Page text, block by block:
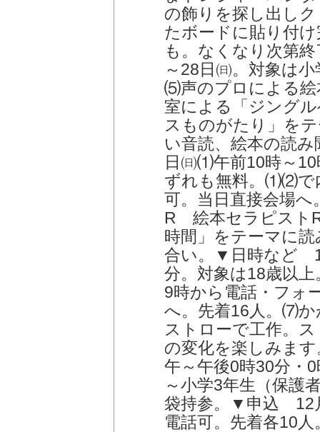
の飾りを探し出し
たボードに貼り付
も。なくなり次第
～28日㈰。対象は
⑸声のプロによる
室による「ジング
スものがたり」を
い音読、絵本の読
日㈰⑴午前10時～
ずれも無料。⑴⑵で
可。当日直接会場
R 絵本セラピスト
時間」をテーマに
合い。▼日時など
分。対象は18歳以
9時から電話・フォ
へ。先着16人。⑺
ストローで工作。
の変化を楽しみま
午～午後0時30分・
～小学3年生（保護
袋持参。▼申込 12
電話可。先着各10人